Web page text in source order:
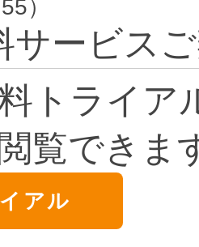
）
サービス
トライア
覧できま
アル